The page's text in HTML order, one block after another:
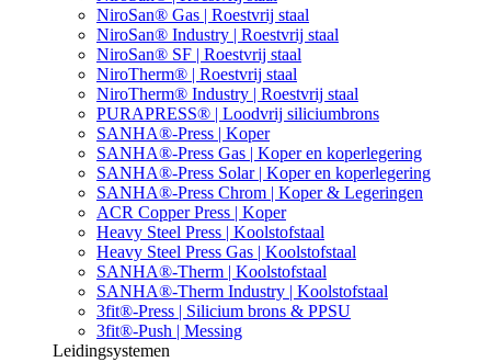
NiroSan® Gas | Roestvrij staal
NiroSan® Industry | Roestvrij staal
NiroSan® SF | Roestvrij staal
NiroTherm® | Roestvrij staal
NiroTherm® Industry | Roestvrij staal
PURAPRESS® | Loodvrij siliciumbrons
SANHA®-Press | Koper
SANHA®-Press Gas | Koper en koperlegering
SANHA®-Press Solar | Koper en koperlegering
SANHA®-Press Chrom | Koper & Legeringen
ACR Copper Press | Koper
Heavy Steel Press | Koolstofstaal
Heavy Steel Press Gas | Koolstofstaal
SANHA®-Therm | Koolstofstaal
SANHA®-Therm Industry | Koolstofstaal
3fit®-Press | Silicium brons & PPSU
3fit®-Push | Messing
Leidingsystemen